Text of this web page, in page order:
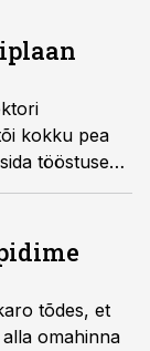
kokku pea
tööstuse
tõdes, et
omahinna